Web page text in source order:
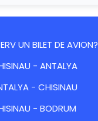
UN BILET DE AVION?
- ANTALYA
- CHISINAU
- BODRUM